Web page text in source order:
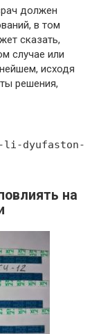
должен
в том
сказать,
случае или
исходя
решения,
li-dyufaston-
на